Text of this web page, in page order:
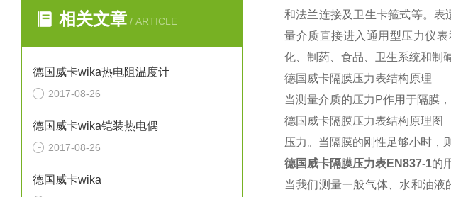
相关文章 / ARTICLE
德国威卡wika热电阻温度计
2017-08-26
德国威卡wika铠装热电偶
2017-08-26
德国威卡wika
和法兰连接及卫生卡箍式等。表
量介质直接进入通用型压力仪
化、制药、食品、卫生系统和制
德国威卡隔膜压力表结构原理
当测量介质的压力P作用于隔膜
德国威卡隔膜压力表结构原理图
压力。当隔膜的刚性足够小时，
德国威卡隔膜压力表EN837-1的
当我们测量一般气体、水和油